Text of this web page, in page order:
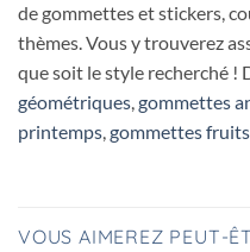
de gommettes et stickers,
thèmes. Vous y trouverez
que soit le style recherché !
géométriques,gommettes
printemps,gommettes
VOUS AIMEREZ PEUT-